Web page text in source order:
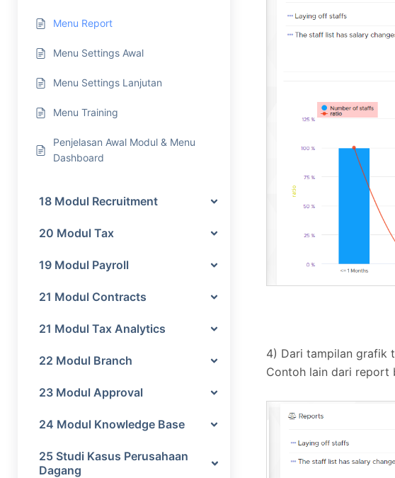
Menu Report
Menu Settings Awal
Menu Settings Lanjutan
Menu Training
Penjelasan Awal Modul & Menu
Dashboard
18 Modul Recruitment
20 Modul Tax
19 Modul Payroll
21 Modul Contracts
21 Modul Tax Analytics
22 Modul Branch
23 Modul Approval
24 Modul Knowledge Base
25 Studi Kasus Perusahaan
Dagang
4) Dari tampilan grafik
Contoh lain dari report